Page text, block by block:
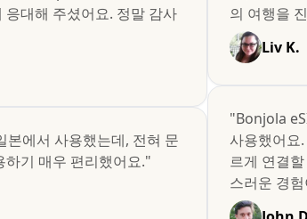
대해 주셨어요. 정말 감사
에서 사용했는데, 전혀 문
기 매우 편리했어요."
의 여행을
Liv K.
"Bonjola
사용했어요
르게 연결
스러운 경